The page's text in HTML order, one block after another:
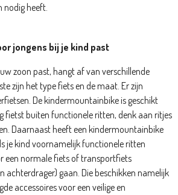
nodig heeft.
jongens bij je kind past
zoon past, hangt af van verschillende
zijn het type fiets en de maat. Er zijn
De kindermountainbike is geschikt
fietst buiten functionele ritten, denk aan ritjes
Daarnaast heeft een kindermountainbike
je kind voornamelijk functionele ritten
een normale fiets of transportfiets
achterdrager) gaan. Die beschikken namelijk
accessoires voor een veilige en